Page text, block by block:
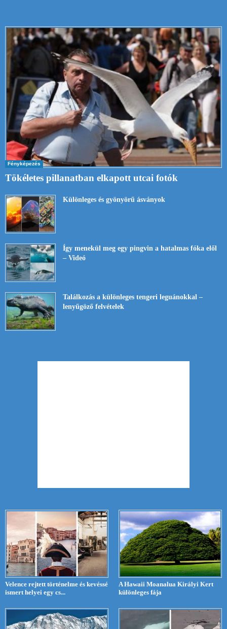
Fényképezés
Tökéletes pillanatban elkapott utcai fotók
Különleges és gyönyörű ásványok
Így menekül meg egy pingvin a hatalmas fóka elől
– Videó
Találkozás a különleges tengeri leguánokkal –
lenyűgöző felvételek
Velence rejtett történelme és kevéssé
ismert helyei egy cs...
A Hawaii Moanalua Királyi Kert
különleges fája